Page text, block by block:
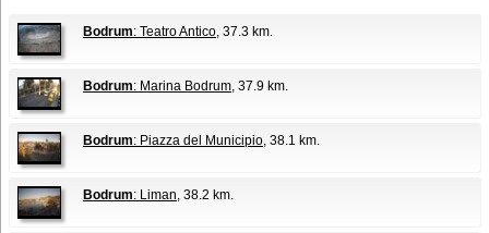
Bodrum: Teatro Antico, 37.3 km.
Bodrum: Marina Bodrum, 37.9 km.
Bodrum: Piazza del Municipio, 38.1 km.
Bodrum: Liman, 38.2 km.